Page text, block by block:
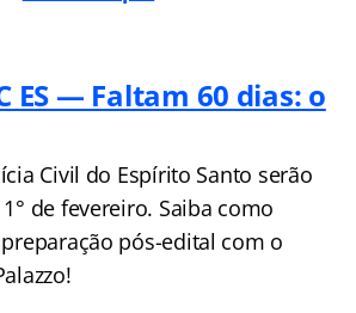
ES — Faltam 60 dias: o
Civil do Espírito Santo serão
de fevereiro. Saiba como
pós-edital com o